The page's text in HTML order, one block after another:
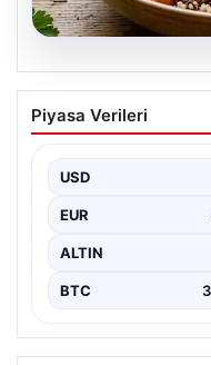
Spor sonrası
dostu: Renkli
Piyasa Verileri
USD
EUR
ALTIN
BTC